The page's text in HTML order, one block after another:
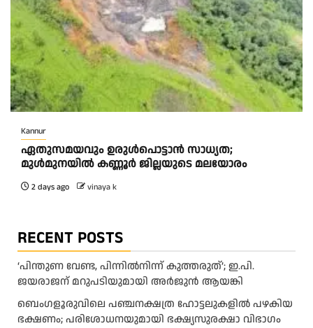
Kannur
ഏതുസമയവും ഉരുൾപൊട്ടാൻ സാധ്യത;
മുൾമുനയിൽ കണ്ണൂർ ജില്ലയുടെ മലയോരം
2 days ago vinaya k
RECENT POSTS
‘പിന്തുണ വേണ്ട, പിന്നിൽനിന്ന് കുത്തരുത്’; ഇ.പി.
ജയരാജന് മറുപടിയുമായി അർജുൻ ആയങ്കി
ബെംഗളൂരുവിലെ പഞ്ചനക്ഷത്ര ഹോട്ടലുകളിൽ പഴകിയ
ഭക്ഷണം; പരിശോധനയുമായി ഭക്ഷ്യസുരക്ഷാ വിഭാഗം